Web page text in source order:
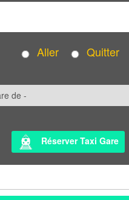
Aller Quitter
Réserver Taxi Gare